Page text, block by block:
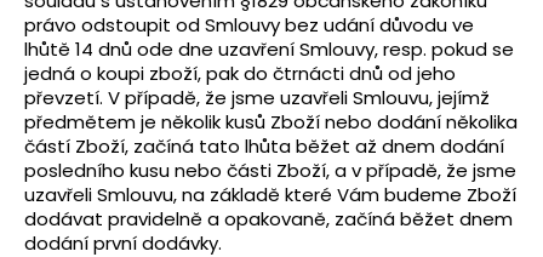
právo odstoupit od Smlouvy bez udání důvodu ve
lhůtě 14 dnů ode dne uzavření Smlouvy, resp. pokud se
jedná o koupi zboží, pak do čtrnácti dnů od jeho
převzetí. V případě, že jsme uzavřeli Smlouvu, jejímž
předmětem je několik kusů Zboží nebo dodání několika
částí Zboží, začíná tato lhůta běžet až dnem dodání
posledního kusu nebo části Zboží, a v případě, že jsme
uzavřeli Smlouvu, na základě které Vám budeme Zboží
dodávat pravidelně a opakovaně, začíná běžet dnem
dodání první dodávky.